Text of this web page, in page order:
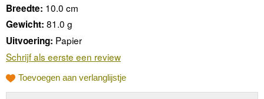
Breedte: 10.0 cm
Gewicht: 81.0 g
Uitvoering: Papier
Schrijf als eerste een review
Toevoegen aan verlanglijstje